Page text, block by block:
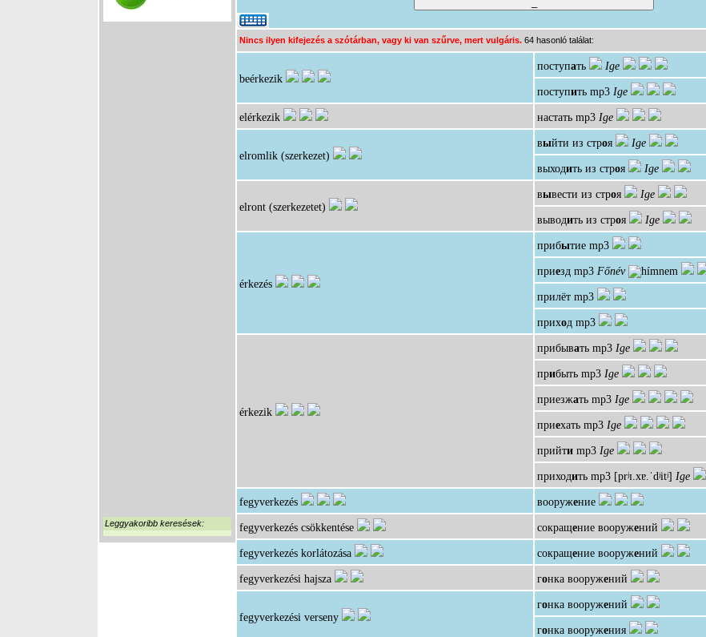
Leggyakoribb keresések:
Nincs ilyen kifejezés a szótárban, vagy ki van szűrve, mert vulgáris. 64 hasonló találat:
beérkezik
поступать Ige
поступить mp3 Ige
elérkezik настать mp3 Ige
elromlik (szerkezet)
выйти из строя Ige
выходить из строя Ige
elront (szerkezetet)
вывести из строя Ige
выводить из строя Ige
érkezés
прибытие mp3
приезд mp3 Főnév
прилёт mp3
приход mp3
érkezik
прибывать mp3 Ige
прибыть mp3 Ige
приезжать mp3 Ige
приехать mp3 Ige
прийти mp3 Ige
приходить mp3 [prʲɪ.xɐ.ˈdʲitʲ] Ige
fegyverkezés вооружение
fegyverkezés csökkentése сокращение вооружений
fegyverkezés korlátozása сокращение вооружений
fegyverkezési hajsza гонка вооружений
fegyverkezési verseny
гонка вооружений
гонка вооружения